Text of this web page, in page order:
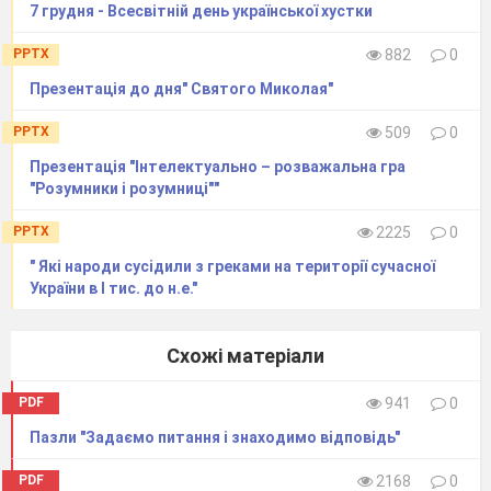
А. БЕСІДА.
особливість
матеріалу.
Практичний блок.
А. БЕСІДА.
Пригадайте, якими мають бути правила?
7 грудня - Всесвітній день української хустки
PPTX 882
0
Презентація до дня" Святого Миколая"
PPTX 509
0
Презентація "Інтелектуально – розважальна гра
"Розумники і розумниці""
PPTX 2225
0
" Які народи сусідили з греками на території сучасної
України в I тис. до н.е."
Схожі матеріали
PDF 941
0
Пазли "Задаємо питання і знаходимо відповідь"
PDF 2168
0